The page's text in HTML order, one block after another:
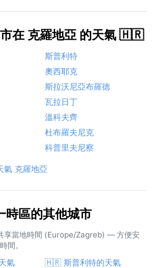
在 克羅地亞 的天氣 🇭🇷
斯普利特
奧西耶克
斯拉沃尼亞布羅德
瓦拉日丁
溫科夫齊
杜布羅夫尼克
科普里夫尼察
氣 克羅地亞
時區的其他城市
享當地時間 (Europe/Zagreb) — 方便安
間。
氣 🇭🇷 斯普利特的天氣